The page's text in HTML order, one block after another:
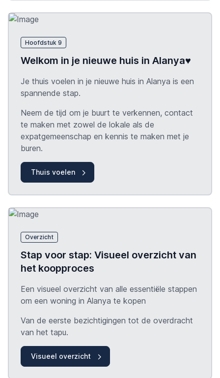
Hoofdstuk 9
Welkom in je nieuwe huis in Alanya♥️
Je thuis voelen in je nieuwe huis in Alanya is een
spannende stap.
Neem de tijd om je buurt te verkennen, contact
te maken met zowel de lokale als de
expatgemeenschap en kennis te maken met je
buren.
Thuis voelen
Overzicht
Stap voor stap: Visueel overzicht van
het koopproces
Een visueel overzicht van alle essentiële stappen
om een woning in Alanya te kopen
Van de eerste bezichtigingen tot de overdracht
van het tapu.
Visueel overzicht